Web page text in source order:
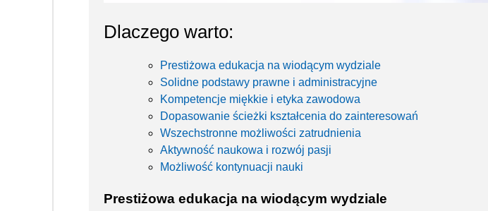
Dlaczego warto:
Prestiżowa edukacja na wiodącym wydziale
Solidne podstawy prawne i administracyjne
Kompetencje miękkie i etyka zawodowa
Dopasowanie ścieżki kształcenia do zainteresowań
Wszechstronne możliwości zatrudnienia
Aktywność naukowa i rozwój pasji
Możliwość kontynuacji nauki
Prestiżowa edukacja na wiodącym wydziale